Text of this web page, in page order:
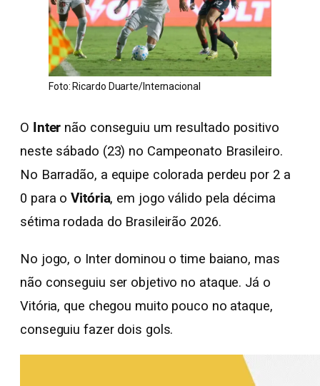
Foto: Ricardo Duarte/Internacional
O Inter não conseguiu um resultado positivo
neste sábado (23) no Campeonato Brasileiro.
No Barradão, a equipe colorada perdeu por 2 a
0 para oVitória, em jogo válido pela décima
sétima rodada do Brasileirão 2026.
No jogo, o Inter dominou o time baiano, mas
não conseguiu ser objetivo no ataque. Já o
Vitória, que chegou muito pouco no ataque,
conseguiu fazer dois gols.